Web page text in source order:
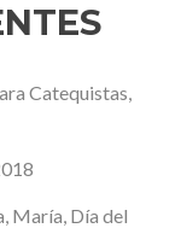
Catequistas,
María, Día del